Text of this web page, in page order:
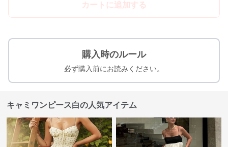
カートに追加する
購入時のルール
必ず購入前にお読みください。
キャミワンピース白の人気アイテム